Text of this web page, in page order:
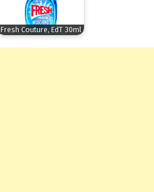
Fresh Couture, EdT 30ml